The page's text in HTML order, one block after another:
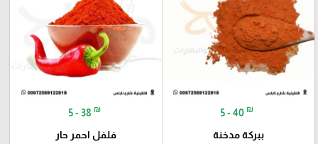
5 - 40 ₪
ببركة مدخنة
5 - 38 ₪
فلفل احمر حار